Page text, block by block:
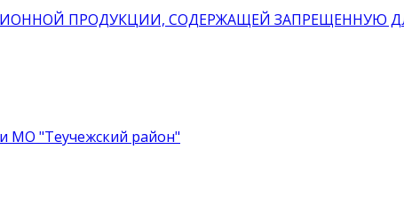
ПРОДУКЦИИ, СОДЕРЖАЩЕЙ ЗАПРЕЩЕННУЮ
МО "Теучежский район"